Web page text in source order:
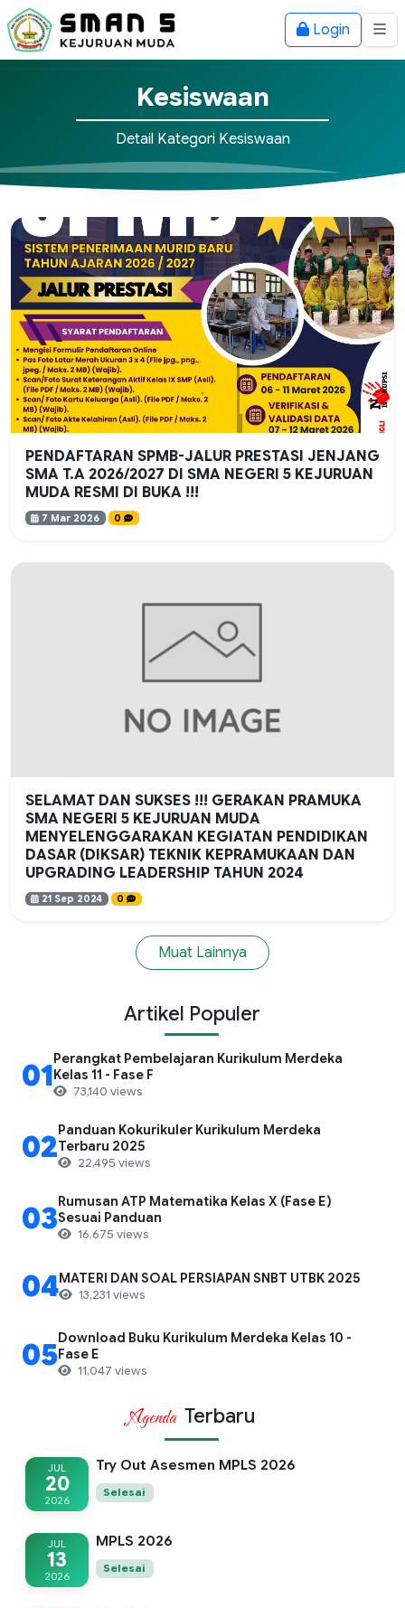
Login
Kesiswaan
Detail Kategori Kesiswaan
PENDAFTARAN SPMB-JALUR PRESTASI JENJANG
SMA T.A 2026/2027 DI SMA NEGERI 5 KEJURUAN
MUDA RESMI DI BUKA !!!
7 Mar 2026 0
SELAMAT DAN SUKSES !!! GERAKAN PRAMUKA
SMA NEGERI 5 KEJURUAN MUDA
MENYELENGGARAKAN KEGIATAN PENDIDIKAN
DASAR (DIKSAR) TEKNIK KEPRAMUKAAN DAN
UPGRADING LEADERSHIP TAHUN 2024
21 Sep 2024 0
Muat Lainnya
Artikel Populer
01Perangkat Pembelajaran Kurikulum Merdeka
Kelas 11 - Fase F
73,140 views
02Panduan Kokurikuler Kurikulum Merdeka
Terbaru 2025
22,495 views
03Rumusan ATP Matematika Kelas X (Fase E)
Sesuai Panduan
16,675 views
04MATERI DAN SOAL PERSIAPAN SNBT UTBK 2025
13,231 views
05Download Buku Kurikulum Merdeka Kelas 10 -
Fase E
11,047 views
Agenda Terbaru
JUL
20
2026
Try Out Asesmen MPLS 2026
Selesai
JUL
13
2026
MPLS 2026
Selesai